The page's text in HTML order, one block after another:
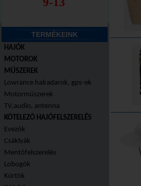
TERMÉKEINK
HAJÓK
MOTOROK
MŰSZEREK
Lowrance halradarok, gps-ek
Motorműszerek
TV,audio, antenna
KÖTELEZŐ HAJÓFELSZERELÉS
Evezők
Csáklyák
Mentőfelszerelés
Lobogók
Kürtök